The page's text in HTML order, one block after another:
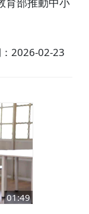
2026-02-23
01:49